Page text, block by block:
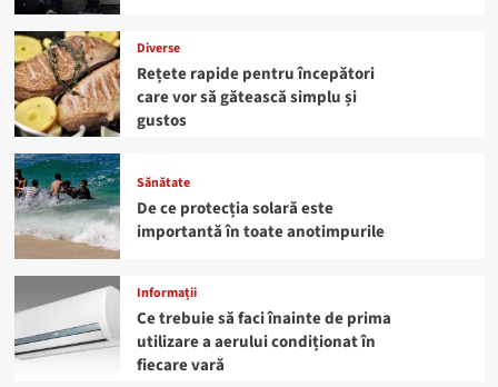
Diverse
Rețete rapide pentru începători
care vor să gătească simplu și
gustos
Sănătate
De ce protecția solară este
importantă în toate anotimpurile
Informații
Ce trebuie să faci înainte de prima
utilizare a aerului condiționat în
fiecare vară